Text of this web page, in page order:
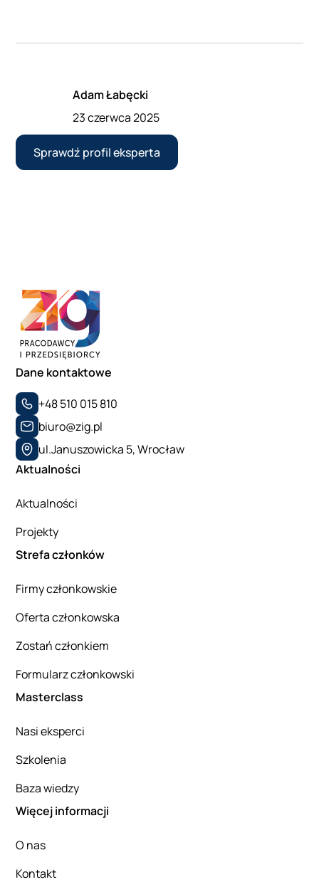
Adam Łabęcki
23 czerwca 2025
Sprawdź profil eksperta
Dane kontaktowe
+48 510 015 810
biuro@zig.pl
ul.Januszowicka 5, Wrocław
Aktualności
Aktualności
Projekty
Strefa członków
Firmy członkowskie
Oferta członkowska
Zostań członkiem
Formularz członkowski
Masterclass
Nasi eksperci
Szkolenia
Baza wiedzy
Więcej informacji
O nas
Kontakt